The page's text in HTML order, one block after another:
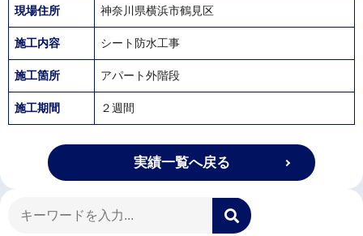
現場住所 神奈川県横浜市鶴見区
施工内容 シート防水工事
施工箇所 アパート外階段
施工期間 ２週間
実績一覧へ戻る